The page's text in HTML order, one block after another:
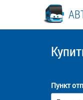
Пункт